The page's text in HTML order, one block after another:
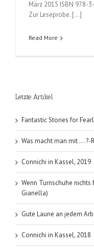
März 2015 ISBN 978-
Zur Leseprobe. […]
Read More
Letzte Artikel
Fantastic Stories for
Was macht man mit … ?-
Connichi in Kassel, 2019
Wenn Turnschuhe
Gianella)
Gute Laune an jedem
Connichi in Kassel, 2018